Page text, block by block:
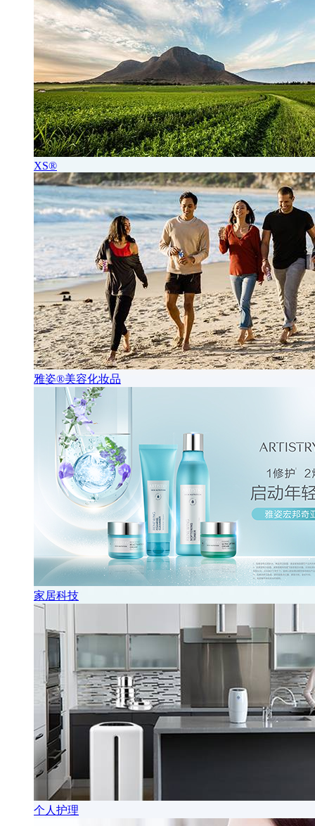
XS®
雅姿®美容化妆品
家居科技
个人护理